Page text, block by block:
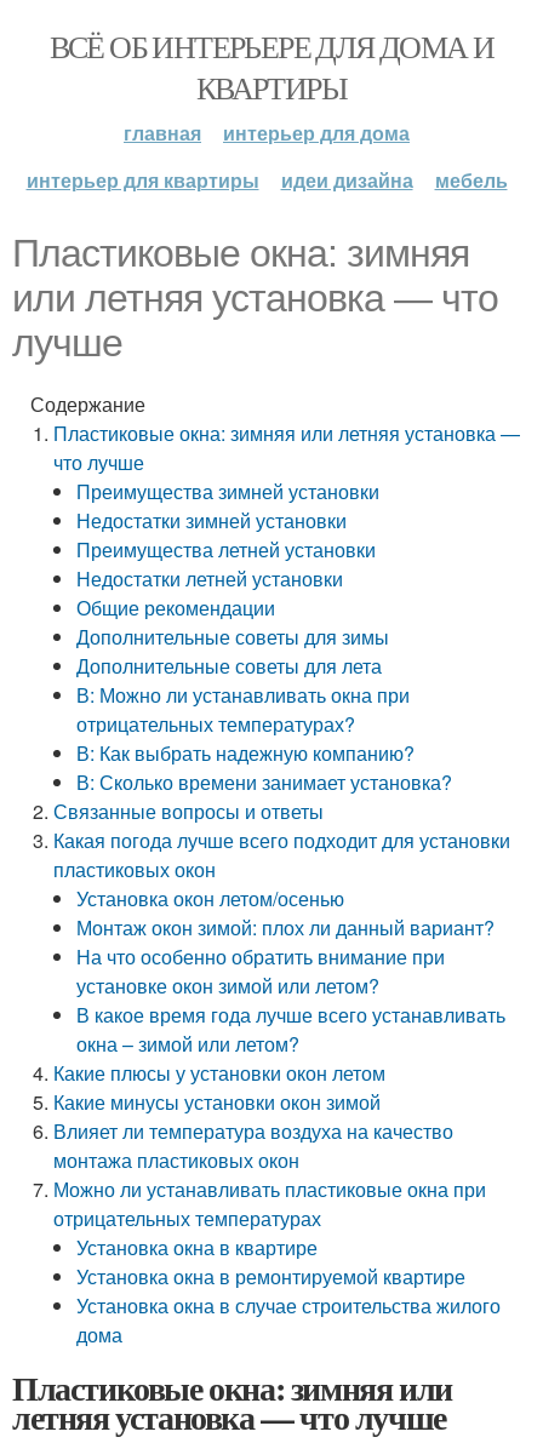
ВСЁ ОБ ИНТЕРЬЕРЕ ДЛЯ ДОМА И
КВАРТИРЫ
главная
интерьер для дома
интерьер для квартиры
идеи дизайна мебель
Пластиковые окна: зимняя
или летняя установка — что
лучше
Содержание
Пластиковые окна: зимняя или летняя установка —
что лучше
Преимущества зимней установки
Недостатки зимней установки
Преимущества летней установки
Недостатки летней установки
Общие рекомендации
Дополнительные советы для зимы
Дополнительные советы для лета
В: Можно ли устанавливать окна при
отрицательных температурах?
В: Как выбрать надежную компанию?
В: Сколько времени занимает установка?
Связанные вопросы и ответы
Какая погода лучше всего подходит для установки
пластиковых окон
Установка окон летом/осенью
Монтаж окон зимой: плох ли данный вариант?
На что особенно обратить внимание при
установке окон зимой или летом?
В какое время года лучше всего устанавливать
окна – зимой или летом?
Какие плюсы у установки окон летом
Какие минусы установки окон зимой
Влияет ли температура воздуха на качество
монтажа пластиковых окон
Можно ли устанавливать пластиковые окна при
отрицательных температурах
Установка окна в квартире
Установка окна в ремонтируемой квартире
Установка окна в случае строительства жилого
дома
Пластиковые окна: зимняя или
летняя установка — что лучше